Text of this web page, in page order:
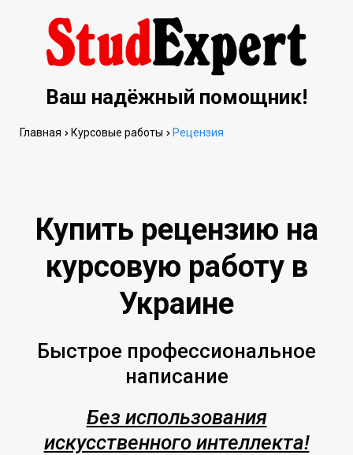
Ваш надёжный помощник!
Купить рецензию на
курсовую работу в
Украине
Быстрое профессиональное
написание
Без использования
искусственного интеллекта!
Главная Курсовые работы Рецензия